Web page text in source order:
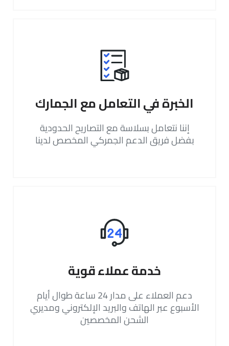
الخبرة في التعامل مع الجمارك
إننا نتعامل بسلاسة مع التصاريح الحدودية
بفضل فريق الدعم الجمركي المخصص لدينا
خدمة عملاء قوية
دعم العملاء على مدار 24 ساعة طوال أيام
الأسبوع عبر الهاتف والبريد الإلكتروني ومديري
الشحن المخصصين